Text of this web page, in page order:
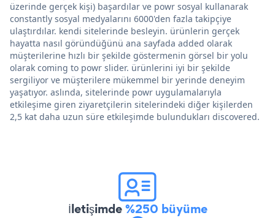
üzerinde gerçek kişi) başardılar ve powr sosyal kullanarak
constantly sosyal medyalarını 6000'den fazla takipçiye
ulaştırdılar. kendi sitelerinde besleyin. ürünlerin gerçek
hayatta nasıl göründüğünü ana sayfada added olarak
müşterilerine hızlı bir şekilde göstermenin görsel bir yolu
olarak coming to powr slider. ürünlerini iyi bir şekilde
sergiliyor ve müşterilere mükemmel bir yerinde deneyim
yaşatıyor. aslında, sitelerinde powr uygulamalarıyla
etkileşime giren ziyaretçilerin sitelerindeki diğer kişilerden
2,5 kat daha uzun süre etkileşimde bulundukları discovered.
İletişimde%250 büyüme